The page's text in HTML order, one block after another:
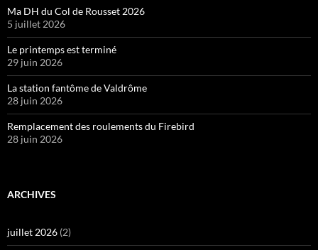
Ma DH du Col de Rousset 2026
5 juillet 2026
Le printemps est terminé
29 juin 2026
La station fantôme de Valdrôme
28 juin 2026
Remplacement des roulements du Firebird
28 juin 2026
ARCHIVES
juillet 2026 (2)